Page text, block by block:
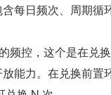
每日频次、周期循
频控，这个是在兑
能力。在兑换前置